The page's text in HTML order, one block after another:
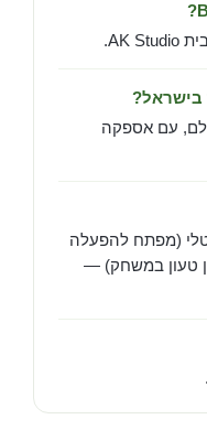
עם אספקה
(מפתח להפעלה
טעון במשחק) —